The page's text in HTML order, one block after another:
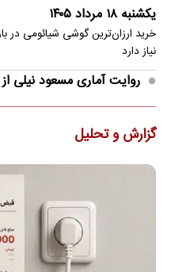
یکشنبه ۱۸ مرداد ۱۴۰۵
نیاز دارد
تا ۱۴۰۵/ نرخ ارز، تقریبا ۵۰ برابر شده
یک اقتصاددان گفت: شکی نیست که
بازگشت مسی به
لیونل مسی ساعاتی پس از
روزاریو در کنار اعضای خانواده‌اش
گزارش و تحلیل